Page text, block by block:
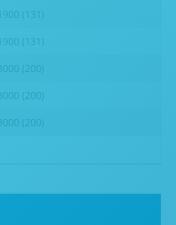
(131)
(131)
(200)
(200)
(200)